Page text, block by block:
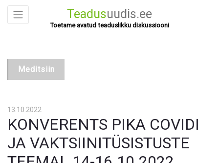
Teadusuudis.ee
Toetame avatud teaduslikku diskussiooni
Meditsiin
13.10.2022
KONVERENTS PIKA COVIDI
JA VAKTSIINITÜSISTUSTE